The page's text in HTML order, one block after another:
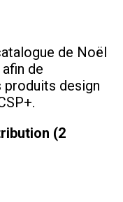
de Noël
de
produits design
(2